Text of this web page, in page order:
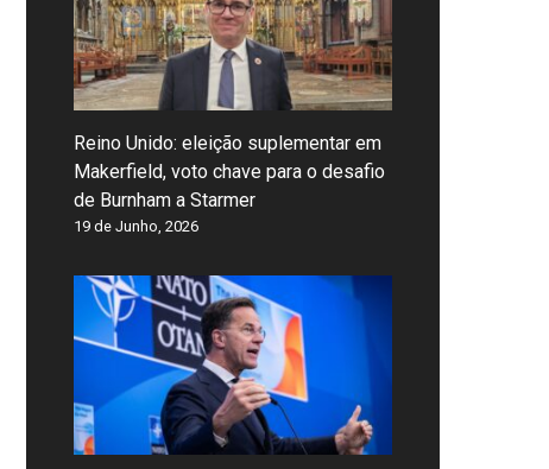
Reino Unido: eleição suplementar em
Makerfield, voto chave para o desafio
de Burnham a Starmer
19 de Junho, 2026